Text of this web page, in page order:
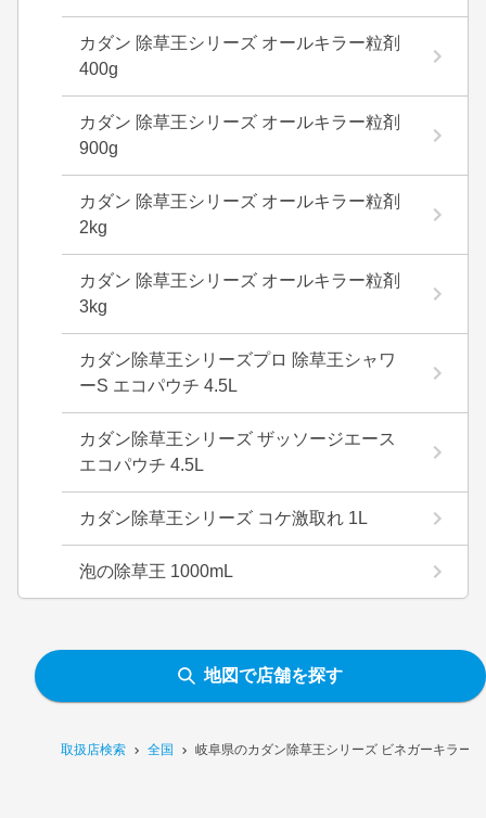
取扱店検索 全国 岐阜県のカダン除草王シリーズ ビネガーキラー
カダン 除草王シリーズ オールキラー粒剤
400g
カダン 除草王シリーズ オールキラー粒剤
900g
カダン 除草王シリーズ オールキラー粒剤
2kg
カダン 除草王シリーズ オールキラー粒剤
3kg
カダン除草王シリーズプロ 除草王シャワ
ーS エコパウチ 4.5L
カダン除草王シリーズ ザッソージエース
エコパウチ 4.5L
カダン除草王シリーズ コケ激取れ 1L
泡の除草王 1000mL
地図で店舗を探す